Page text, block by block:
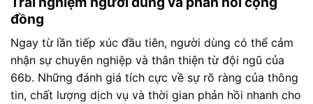
đồng
Ngay từ lần tiếp xúc đầu tiên, người dùng có thể cảm
nhận sự chuyên nghiệp và thân thiện từ đội ngũ của
66b. Những đánh giá tích cực về sự rõ ràng của thông
tin, chất lượng dịch vụ và thời gian phản hồi nhanh cho